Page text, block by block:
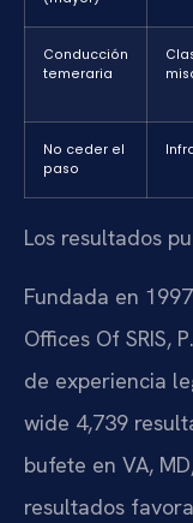
Conducción
temeraria
No ceder el
paso
Los resultados
Fundada en
Offices Of SRIS,
de experiencia
wide 4,739
bufete en VA,
resultados